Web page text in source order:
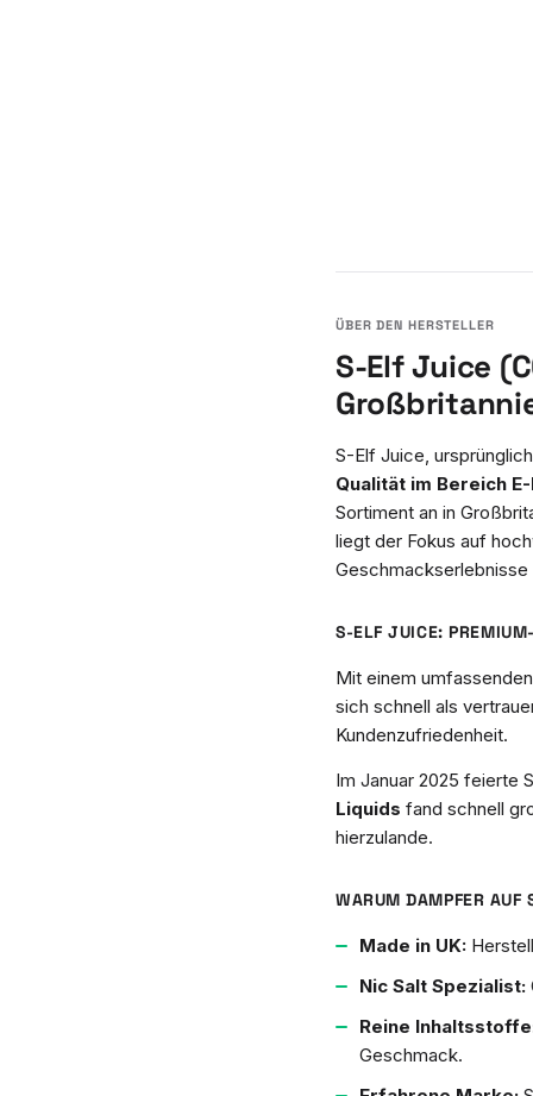
S-Elf Juice
S-Elf Juice,
Qualität im Bereich
Sortiment an in
liegt der Fokus auf
Geschmackserlebnisse
S-ELF JUICE:
Mit einem
sich schnell als
Kundenzufriedenheit.
Im Januar 2025 feierte
Liquids fand schnell
hierzulande.
WARUM DAMPFER AUF
Made in UK:
Nic Salt Spezialist:
Reine
Geschmack.